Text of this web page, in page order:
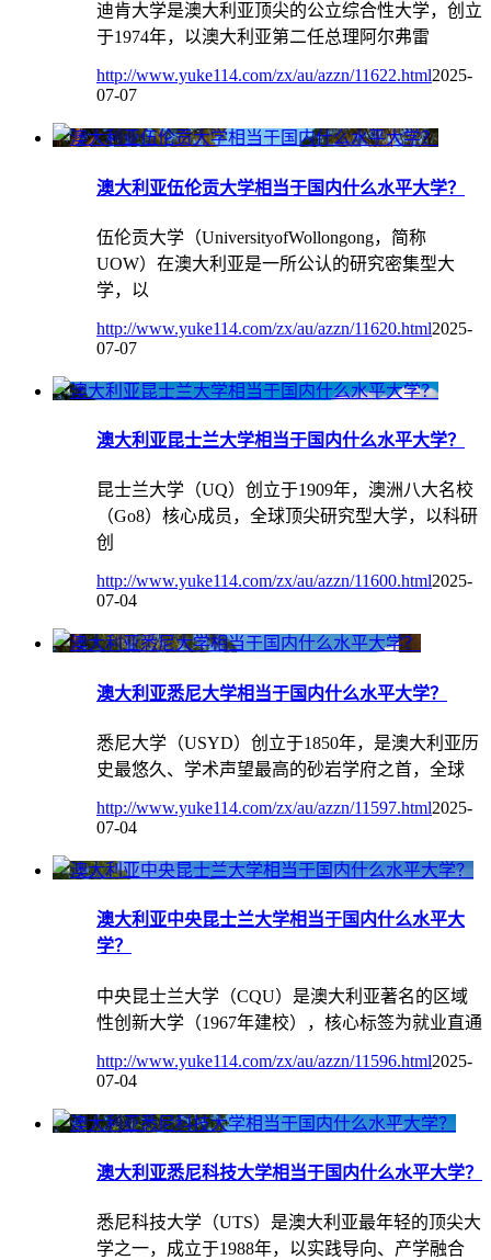
迪肯大学是澳大利亚顶尖的公立综合性大学，创立
于1974年，以澳大利亚第二任总理阿尔弗雷
http://www.yuke114.com/zx/au/azzn/11622.html2025-
07-07
澳大利亚伍伦贡大学相当于国内什么水平大学？
伍伦贡大学（UniversityofWollongong，简称
UOW）在澳大利亚是一所公认的研究密集型大
学，以
http://www.yuke114.com/zx/au/azzn/11620.html2025-
07-07
澳大利亚昆士兰大学相当于国内什么水平大学？
昆士兰大学（UQ）创立于1909年，澳洲八大名校
（Go8）核心成员，全球顶尖研究型大学，以科研
创
http://www.yuke114.com/zx/au/azzn/11600.html2025-
07-04
澳大利亚悉尼大学相当于国内什么水平大学？
悉尼大学（USYD）创立于1850年，是澳大利亚历
史最悠久、学术声望最高的砂岩学府之首，全球
http://www.yuke114.com/zx/au/azzn/11597.html2025-
07-04
澳大利亚中央昆士兰大学相当于国内什么水平大
学？
中央昆士兰大学（CQU）是澳大利亚著名的区域
性创新大学（1967年建校），核心标签为就业直通
http://www.yuke114.com/zx/au/azzn/11596.html2025-
07-04
澳大利亚悉尼科技大学相当于国内什么水平大学？
悉尼科技大学（UTS）是澳大利亚最年轻的顶尖大
学之一，成立于1988年，以实践导向、产学融合